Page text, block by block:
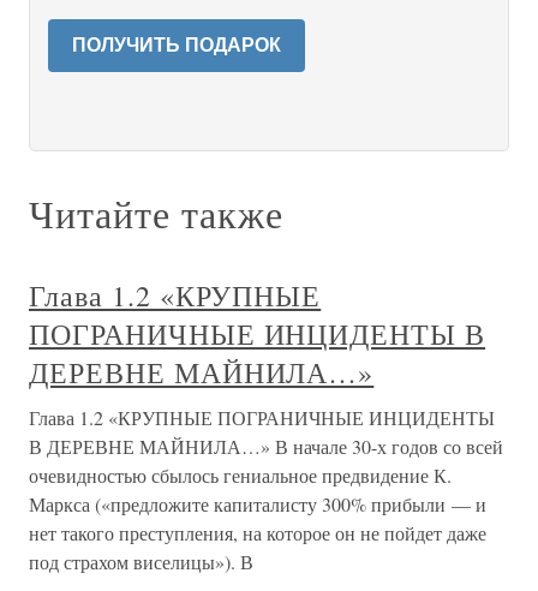
ПОЛУЧИТЬ ПОДАРОК
Читайте также
Глава 1.2 «КРУПНЫЕ
ПОГРАНИЧНЫЕ ИНЦИДЕНТЫ В
ДЕРЕВНЕ МАЙНИЛА…»
Глава 1.2 «КРУПНЫЕ ПОГРАНИЧНЫЕ ИНЦИДЕНТЫ
В ДЕРЕВНЕ МАЙНИЛА…» В начале 30-х годов со всей
очевидностью сбылось гениальное предвидение К.
Маркса («предложите капиталисту 300% прибыли — и
нет такого преступления, на которое он не пойдет даже
под страхом виселицы»). В